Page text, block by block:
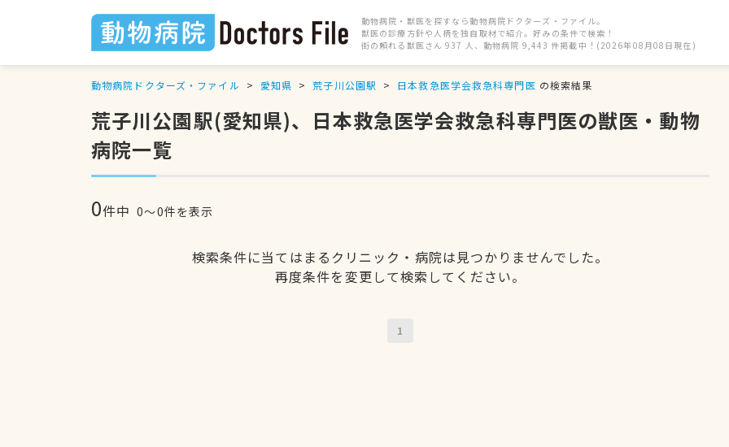
動物病院・獣医を探すなら動物病院ドクターズ・ファイル。
獣医の診療方針や人柄を独自取材で紹介。好みの条件で検索！
街の頼れる獣医さん 937 人、動物病院 9,443 件掲載中！(2026年08月08日現在)
動物病院ドクターズ・ファイル 愛知県 荒子川公園駅 日本救急医学会救急科専門医 の検索結果
荒子川公園駅(愛知県)、日本救急医学会救急科専門医の獣医・動物
病院一覧
0件中 0〜0件を表示
検索条件に当てはまるクリニック・病院は見つかりませんでした。
再度条件を変更して検索してください。
1